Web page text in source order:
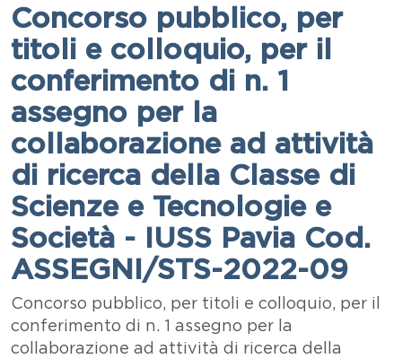
Concorso pubblico, per
titoli e colloquio, per il
conferimento di n. 1
assegno per la
collaborazione ad attività
di ricerca della Classe di
Scienze e Tecnologie e
Società - IUSS Pavia Cod.
ASSEGNI/STS-2022-09
Abstract
Concorso pubblico, per titoli e colloquio, per il
conferimento di n. 1 assegno per la
collaborazione ad attività di ricerca della